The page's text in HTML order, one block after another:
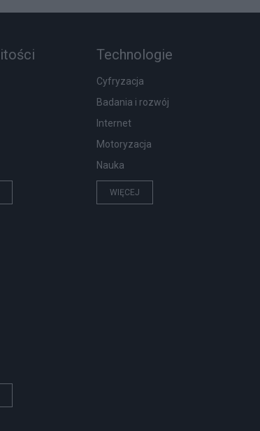
Technologie
Cyfryzacja
Badania i rozwój
Internet
Motoryzacja
Nauka
WIĘCEJ